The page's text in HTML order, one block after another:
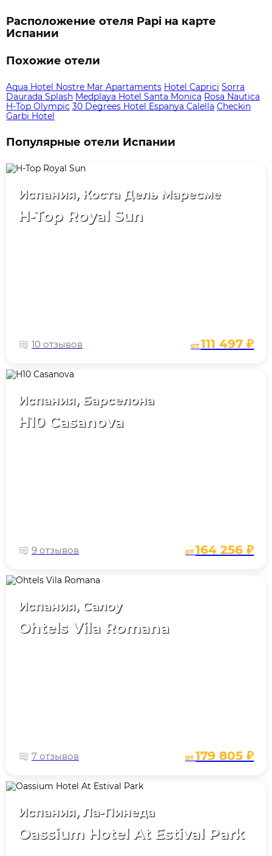
Расположение отеля Papi на карте
Испании
Похожие отели
Aqua Hotel Nostre Mar Apartaments Hotel Caprici Sorra
Daurada Splash Medplaya Hotel Santa Monica Rosa Nautica
H-Top Olympic 30 Degrees Hotel Espanya Calella Checkin
Garbi Hotel
Популярные отели Испании
Испания, Коста Дель Маресме
H-Top Royal Sun
10 отзывов от111 497 ₽
Испания, Барселона
H10 Casanova
9 отзывов от164 256 ₽
Испания, Салоу
Ohtels Vila Romana
7 отзывов от179 805 ₽
Испания, Ла-Пинеда
Oassium Hotel At Estival Park